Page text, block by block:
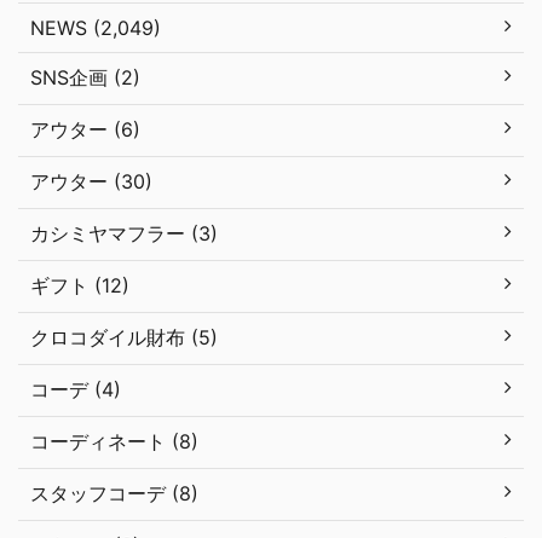
NEWS (2,049)
SNS企画 (2)
アウター (6)
アウター (30)
カシミヤマフラー (3)
ギフト (12)
クロコダイル財布 (5)
コーデ (4)
コーディネート (8)
スタッフコーデ (8)